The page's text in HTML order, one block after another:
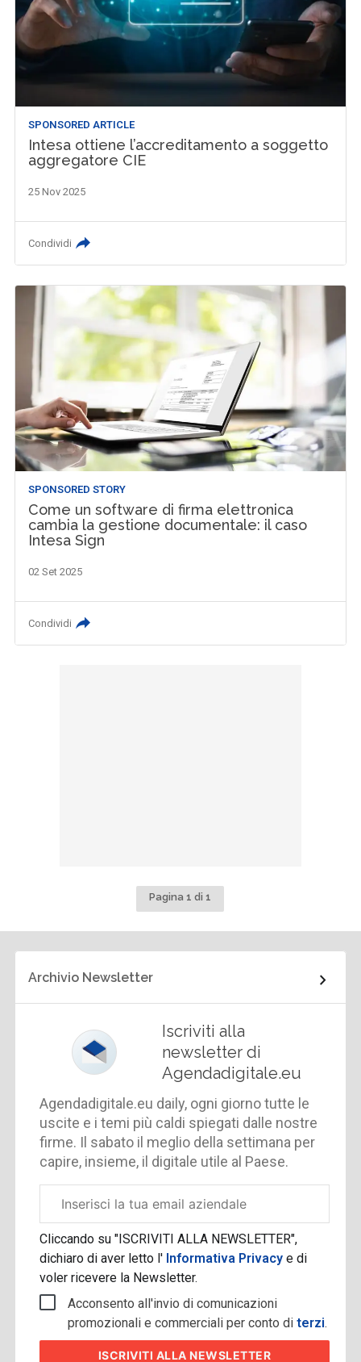
SPONSORED ARTICLE
Intesa ottiene l’accreditamento a soggetto
aggregatore CIE
25 Nov 2025
Condividi
SPONSORED STORY
Come un software di firma elettronica
cambia la gestione documentale: il caso
Intesa Sign
02 Set 2025
Condividi
Pagina 1 di 1
Archivio Newsletter
Iscriviti alla
newsletter di
Agendadigitale.eu
Agendadigitale.eu daily, ogni giorno tutte le
uscite e i temi più caldi spiegati dalle nostre
firme. Il sabato il meglio della settimana per
capire, insieme, il digitale utile al Paese.
aziendale
Cliccando su "ISCRIVITI ALLA NEWSLETTER",
dichiaro di aver letto l' Informativa Privacye di
voler ricevere la Newsletter.
Acconsento all'invio di comunicazioni
promozionali e commerciali per conto diterzi.
ISCRIVITI ALLA NEWSLETTER